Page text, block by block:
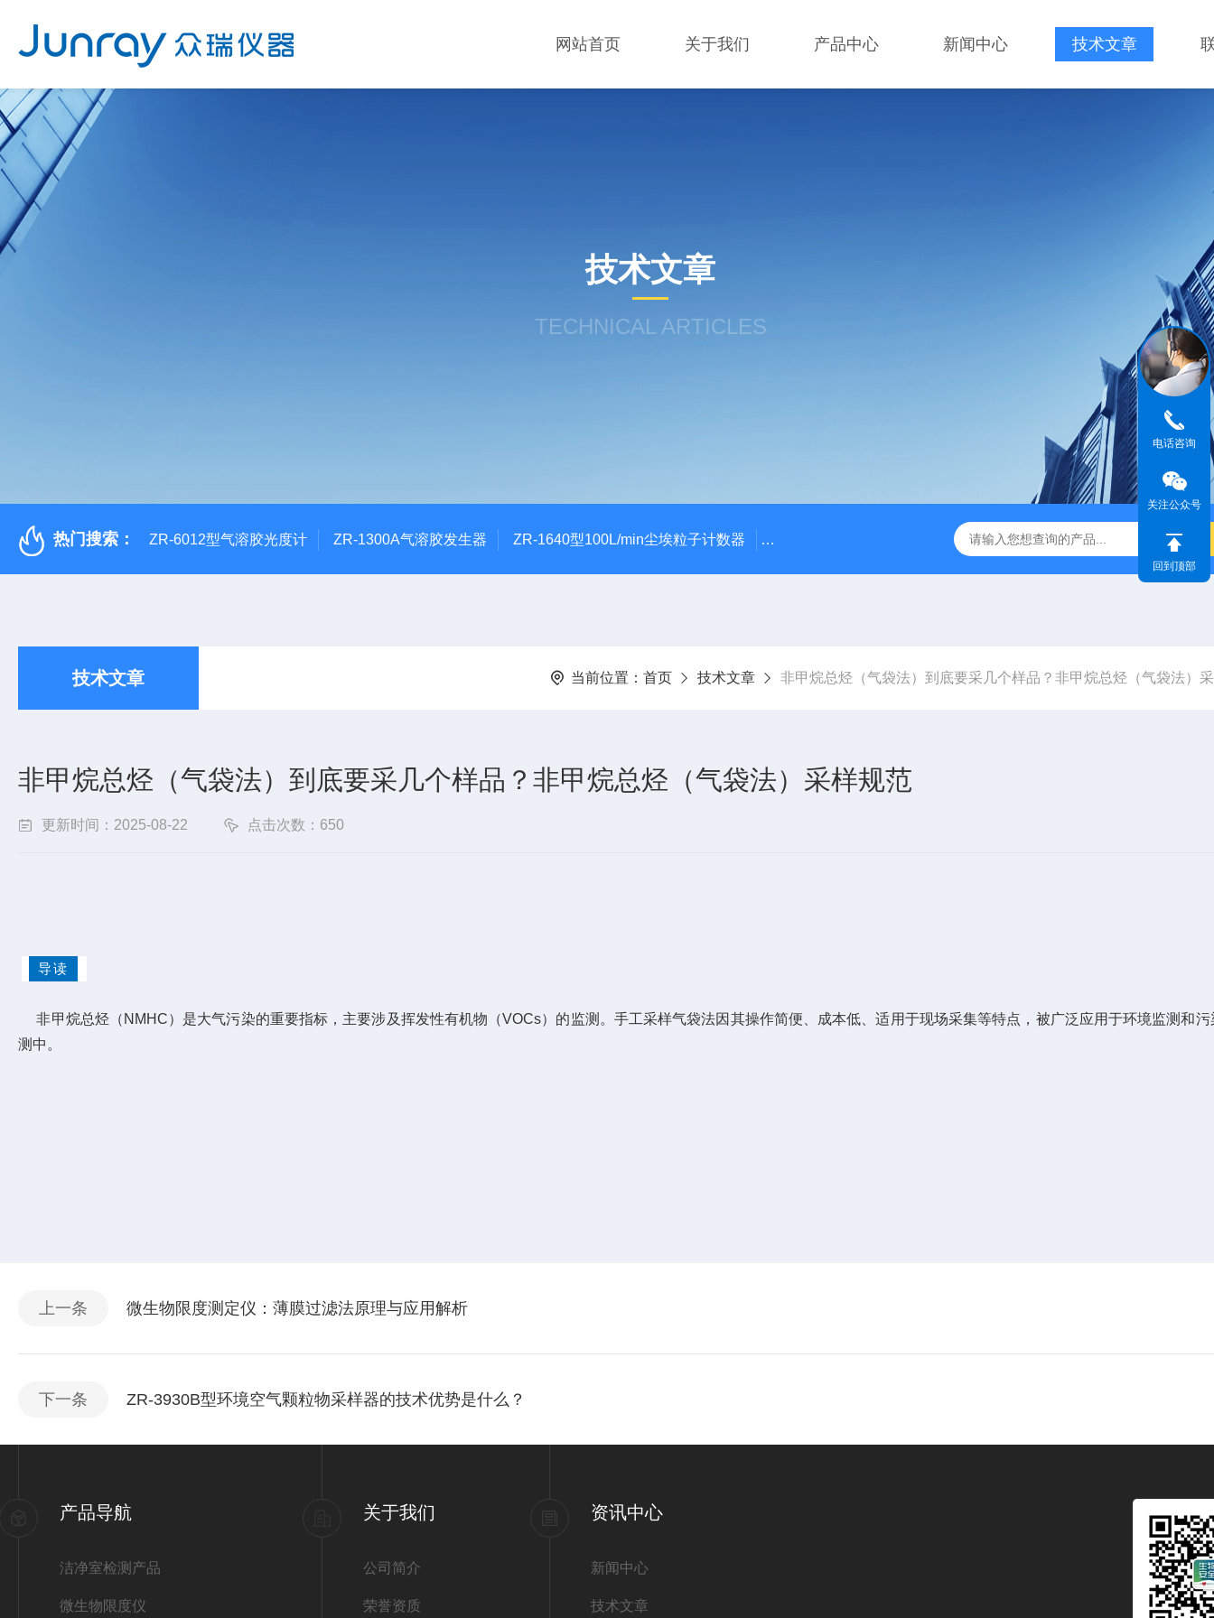
网站首页 关于我们 产品中心 新闻中心 技术文章
技术文章
TECHNICAL ARTICLES
热门搜索： ZR-6012型气溶胶光度计 ZR-1300A气溶胶发生器 ZR-1640型100L/min尘埃粒子计数器 ZR-1630型28.3L/min尘埃粒子计数器 ZR-2050A型空气浮游菌采
技术文章 当前位置： 首页 技术文章 非甲烷总烃（气袋法）到底要采几个样品？非甲烷总烃（气袋法）
非甲烷总烃（气袋法）到底要采几个样品？非甲烷总烃（气袋法）采样规范
更新时间：2025-08-22 点击次数：650
导读
非甲烷总烃（NMHC）是大气污染的重要指标，主要涉及挥发性有机物（VOCs）的监测。手工采样气袋法因其操作简便、成本低、适用于现场采集等特点，被广泛应用于环境监测和污
测中。
上一条 微生物限度测定仪：薄膜过滤法原理与应用解析
下一条 ZR-3930B型环境空气颗粒物采样器的技术优势是什么？
产品导航
洁净室检测产品
微生物限度仪
关于我们
公司简介
荣誉资质
资讯中心
新闻中心
技术文章
电话咨询
关注公众号
回到顶部